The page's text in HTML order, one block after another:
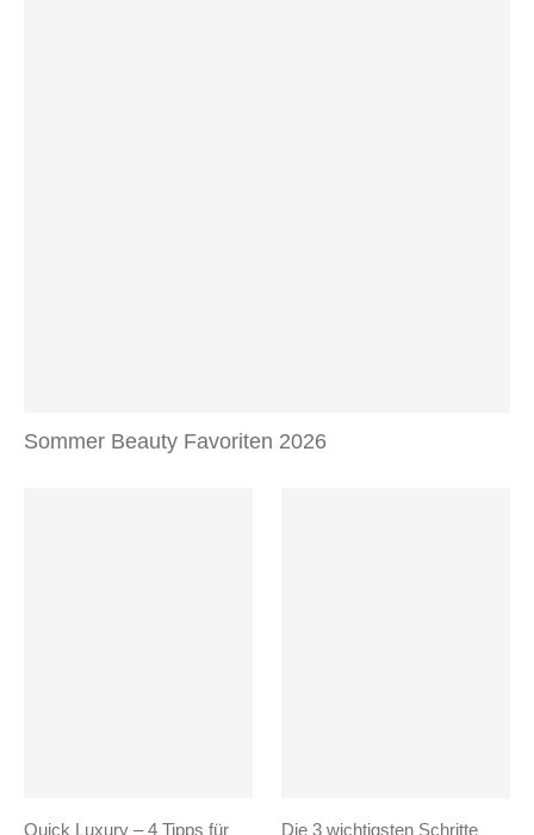
Sommer Beauty Favoriten 2026
Quick Luxury – 4 Tipps für Die 3 wichtigsten Schritte